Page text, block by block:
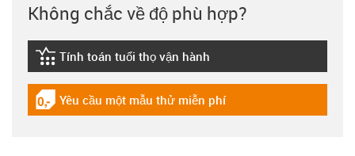
Không chắc về độ phù hợp?
igus-icon-lebensdauerrechner
Tính toán tuổi thọ vận hành
igus-icon-gratismuster
Yêu cầu một mẫu thử miễn phí